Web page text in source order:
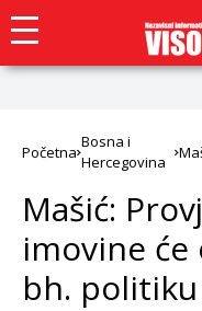
Početna
Bosna i
Hercegovina
Mašić:
imovine
bh. politiku